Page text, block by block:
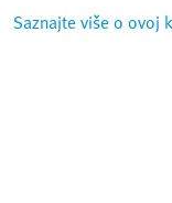
Saznajte više o ovoj